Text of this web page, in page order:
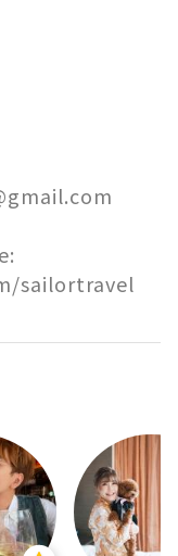
sailortravel